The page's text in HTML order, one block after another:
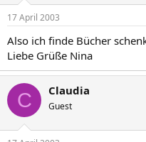
17 April 2003
Also ich finde Bücher
Liebe Grüße Nina
C Claudia
Guest